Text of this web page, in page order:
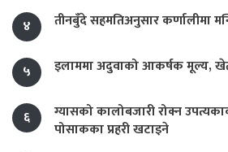
४ तीनबुँदे सहमतिअनुसार कर्णालीमा
५ इलाममा अदुवाको आकर्षक मूल्य,
६
ग्यासको कालोबजारी रोक्न
पोसाकका प्रहरी खटाइने